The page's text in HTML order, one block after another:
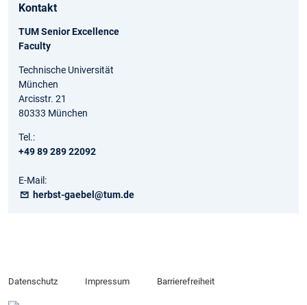
Kontakt
TUM Senior Excellence
Faculty
Technische Universität
München
Arcisstr. 21
80333 München
Tel.:
+49 89 289 22092
E-Mail:
herbst-gaebel@tum.de
Datenschutz Impressum Barrierefreiheit